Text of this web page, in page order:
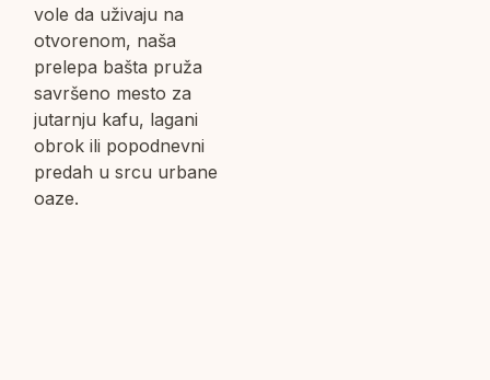
vole da uživaju na
otvorenom, naša
prelepa bašta pruža
savršeno mesto za
jutarnju kafu, lagani
obrok ili popodnevni
predah u srcu urbane
oaze.